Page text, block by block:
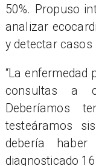
50%. Propuso
analizar
y detectar casos
“La enfermedad
consultas a
Deberíamos
testeáramos
debería
diagnosticado